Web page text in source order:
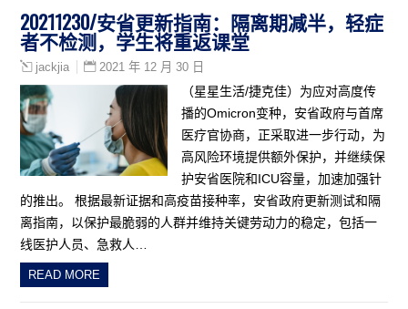
20211230/安省更新指南：隔离期减半，轻症
者不检测，学生将重返课堂
jackjia 2021 年 12 月 30 日
（星星生活/捷克佳）为应对高度传
播的Omicron变种，安省政府与首席
医疗官协商，正采取进一步行动，为
高风险环境提供额外保护，并继续保
护安省医院和ICU容量，加速加强针
的推出。 根据最新证据和高疫苗接种率，安省政府更新测试和隔
离指南，以保护最脆弱的人群并维持关键劳动力的稳定，包括一
线医护人员、急救人…
READ MORE